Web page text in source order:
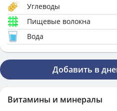
Углеводы
Пищевые волокна
Вода
Добавить в
Витамины и минералы